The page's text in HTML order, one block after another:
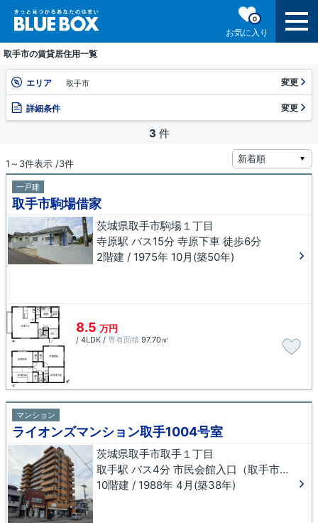
お気に入り
0
取手市の賃貸居住用一覧
エリア 取手市 変更
詳細条件 変更
3 件
1～3件表示 /3件
一戸建
取手市駒場借家
茨城県取手市駒場１丁目
寺原駅 バス15分 寺原下車 徒歩6分
2階建 / 1975年 10月(築50年)
8.5 万円
/ 4LDK / 専有面積 97.70㎡
マンション
ライオンズマンション取手1004号室
茨城県取手市取手１丁目
取手駅 バス4分 市民会館入口（取手市）下車 徒歩2分
10階建 / 1988年 4月(築38年)